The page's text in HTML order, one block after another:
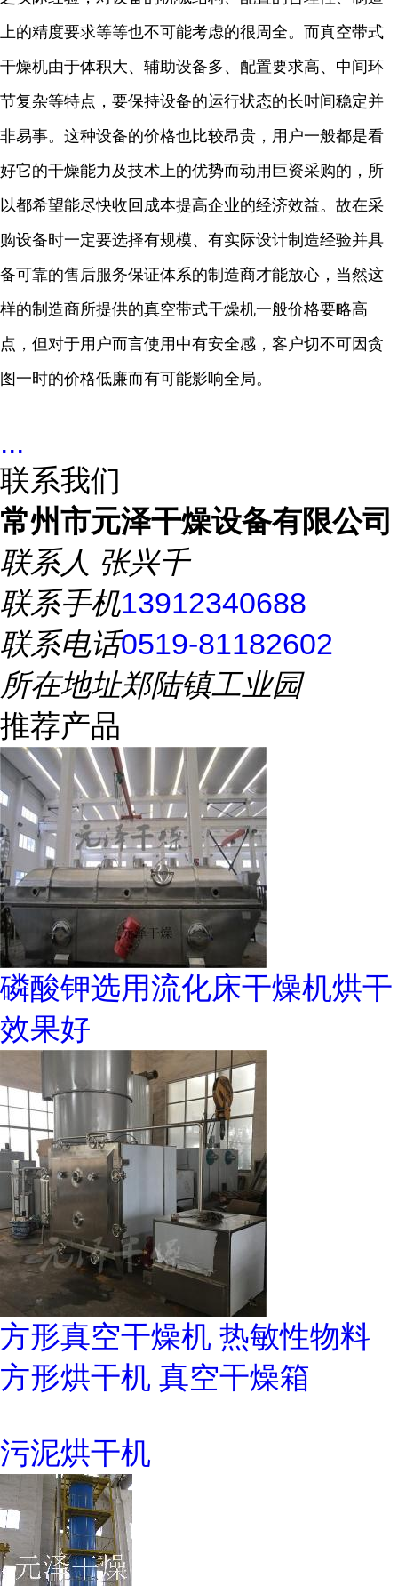
上的精度要求等等也不可能考虑的很周全。而真空带式
干燥机由于体积大、辅助设备多、配置要求高、中间环
节复杂等特点，要保持设备的运行状态的长时间稳定并
非易事。这种设备的价格也比较昂贵，用户一般都是看
好它的干燥能力及技术上的优势而动用巨资采购的，所
以都希望能尽快收回成本提高企业的经济效益。故在采
购设备时一定要选择有规模、有实际设计制造经验并具
备可靠的售后服务保证体系的制造商才能放心，当然这
样的制造商所提供的真空带式干燥机一般价格要略高
点，但对于用户而言使用中有安全感，客户切不可因贪
图一时的价格低廉而有可能影响全局。
...
联系我们
常州市元泽干燥设备有限公司
联系人 张兴千
联系手机13912340688
联系电话0519-81182602
所在地址郑陆镇工业园
推荐产品
磷酸钾选用流化床干燥机烘干
效果好
方形真空干燥机 热敏性物料
方形烘干机 真空干燥箱
污泥烘干机